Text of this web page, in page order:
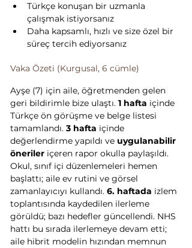
Türkçe konuşan bir uzmanla
çalışmak istiyorsanız
Daha kapsamlı, hızlı ve size özel bir
süreç tercih ediyorsanız
Vaka Özeti (Kurgusal, 6 cümle)
Ayşe (7) için aile, öğretmenden gelen
geri bildirimle bize ulaştı. 1 hafta içinde
Türkçe ön görüşme ve belge listesi
tamamlandı. 3 hafta içinde
değerlendirme yapıldı ve uygulanabilir
öneriler içeren rapor okulla paylaşıldı.
Okul, sınıf içi düzenlemeleri hemen
başlattı; aile ev rutini ve görsel
zamanlayıcıyı kullandı. 6. haftada izlem
toplantısında kaydedilen ilerleme
görüldü; bazı hedefler güncellendi. NHS
hattı bu sırada ilerlemeye devam etti;
aile hibrit modelin hızından memnun